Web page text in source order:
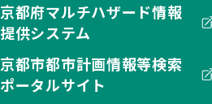
京都府マルチハザード情報
提供システム
京都市都市計画情報等検索
ポータルサイト